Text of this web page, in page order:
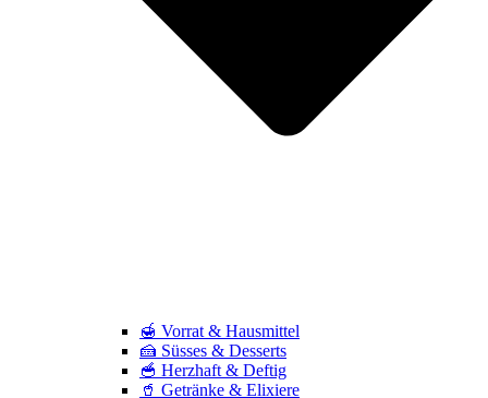
🍯 Vorrat & Hausmittel
🍰 Süsses & Desserts
🥣 Herzhaft & Deftig
🥤 Getränke & Elixiere